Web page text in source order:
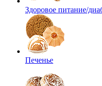
Здоровое питание/
Печенье